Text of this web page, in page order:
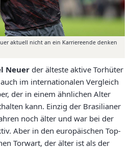
aktuell nicht an ein Karriereende denken
Neuer der älteste aktive Torhüter
im internationalen Vergleich
der in einem ähnlichen Alter
kann. Einzig der Brasilianer
noch älter und war bei der
Aber in den europäischen Top-
Torwart, der älter ist als der